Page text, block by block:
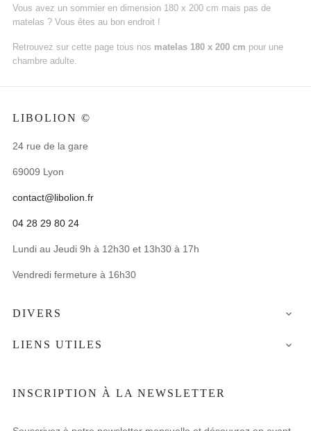
Vous avez un sommier en dimension 180 x 200 cm mais pas de
matelas ? Vous êtes au bon endroit !
Retrouvez sur cette page tous nos matelas 180 x 200 cm pour une
chambre adulte.
LIBOLION ©
24 rue de la gare
69009 Lyon
contact@libolion.fr
04 28 29 80 24
Lundi au Jeudi 9h à 12h30 et 13h30 à 17h
Vendredi fermeture à 16h30
DIVERS 
LIENS UTILES 
INSCRIPTION À LA NEWSLETTER